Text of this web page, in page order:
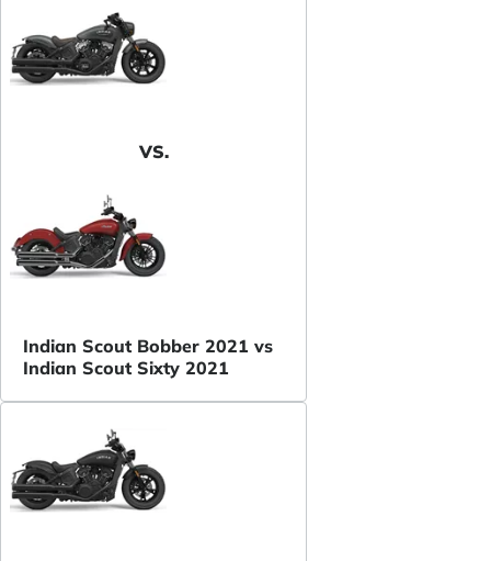
VS.
Indian Scout Bobber 2021 vs
Indian Scout Sixty 2021